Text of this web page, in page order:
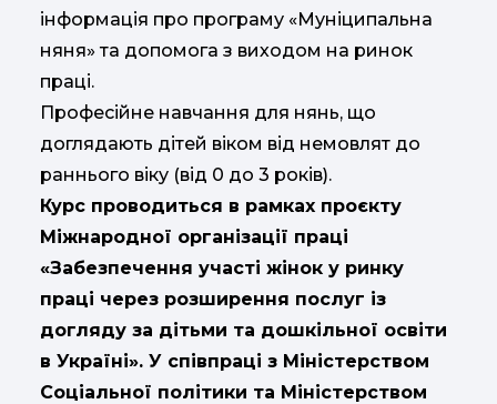
інформація про програму «Муніципальна
няня» та допомога з виходом на ринок
праці.
Професійне навчання для нянь, що
доглядають дітей віком від немовлят до
раннього віку (від 0 до 3 років).
Курс проводиться в рамках проєкту
Міжнародної організації праці
«Забезпечення участі жінок у ринку
праці через розширення послуг із
догляду за дітьми та дошкільної освіти
в Україні». У співпраці з Міністерством
Соціальної політики та Міністерством